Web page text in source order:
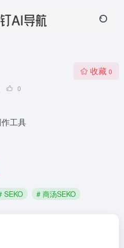
0
收藏 0
工具
SEKO # 商汤SEKO